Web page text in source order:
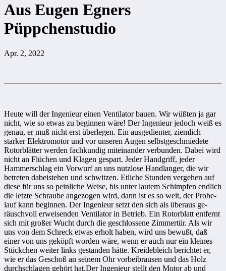
Aus Eugen Egners
Püppchenstudio
Apr. 2, 2022
Heute will der Ingenieur einen Ventilator bauen. Wir wüßten ja gar
nicht, wie so etwas zu beginnen wäre! Der Ingenieur jedoch weiß es
genau, er muß nicht erst überlegen. Ein ausgedienter, ziemlich
starker Elektromotor und vor unseren Augen selbstgeschmiedete
Ro­torblätter werden fachkundig miteinander verbunden. Dabei wird
nicht an Flü­chen und Klagen gespart. Je­der Handgriff, jeder
Hammer­schlag ein Vorwurf an uns nutzlose Hand­lan­ger, die wir
betreten dabeistehen und schwit­zen. Etliche Stunden vergehen auf
diese für uns so peinliche Weise, bis un­ter lautem Schimp­fen endlich
die letzte Schrau­be angezogen wird, dann ist es so weit, der Probe­
lauf kann beginnen. Der Ingenieur setzt den sich als überaus ge­
räusch­voll erweisenden Ventilator in Be­trieb. Ein Rotor­blatt entfernt
sich mit großer Wucht durch die ge­schlossene Zimmer­tür. Als wir
uns von dem Schreck etwas erholt haben, wird uns bewußt, daß
einer von uns geköpft worden wäre, wenn er auch nur ein kleines
Stückchen weiter links gestanden hätte. Kreidebleich be­richtet er,
wie er das Ge­schoß an seinem Ohr vorbeibrausen und das Holz
durchschlagen gehört hat.Der Inge­nieur stellt den Motor ab und